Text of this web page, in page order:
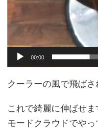
00:00
クーラーの風で飛ば
これで綺麗に伸ばせ
モードクラウドでや